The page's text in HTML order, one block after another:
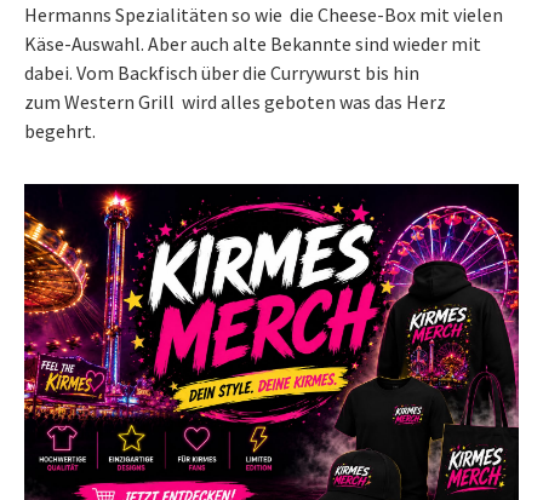
Hermanns Spezialitäten so wie die Cheese-Box mit vielen
Käse-Auswahl. Aber auch alte Bekannte sind wieder mit
dabei. Vom Backfisch über die Currywurst bis hin
zum Western Grill wird alles geboten was das Herz
begehrt.